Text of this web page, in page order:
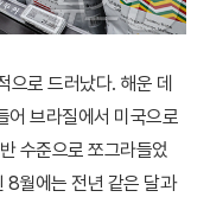
으로 드러났다. 해운 데
어 브라질에서 미국으로
수준으로 쪼그라들었
8월에는 전년 같은 달과